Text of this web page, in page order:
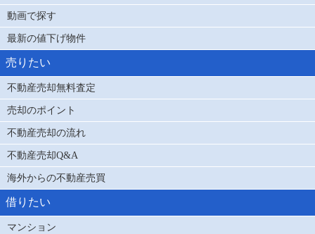
動画で探す
最新の値下げ物件
売りたい
不動産売却無料査定
売却のポイント
不動産売却の流れ
不動産売却Q&A
海外からの不動産売買
借りたい
マンション